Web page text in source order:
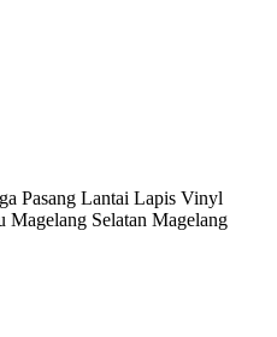
Pasang Lantai Lapis Vinyl
Selatan Magelang